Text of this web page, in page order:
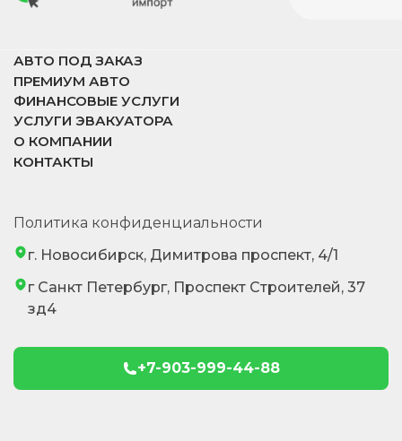
АВТО ПОД ЗАКАЗ
ПРЕМИУМ АВТО
ФИНАНСОВЫЕ УСЛУГИ
УСЛУГИ ЭВАКУАТОРА
О КОМПАНИИ
КОНТАКТЫ
Политика конфиденциальности
г. Новосибирск, Димитрова проспект, 4/1
г Санкт Петербург, Проспект Строителей, 37
зд4
+7-903-999-44-88